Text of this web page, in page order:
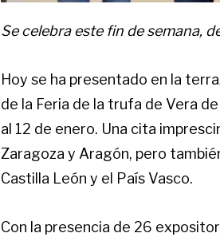
Se celebra este fin de semana,
Hoy se ha presentado en la
de la Feria de la trufa de Vera
al 12 de enero. Una cita
Zaragoza y Aragón, pero
Castilla León y el País Vasco.
Con la presencia de 26